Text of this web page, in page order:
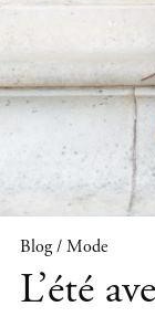
Blog / Mode
L’été